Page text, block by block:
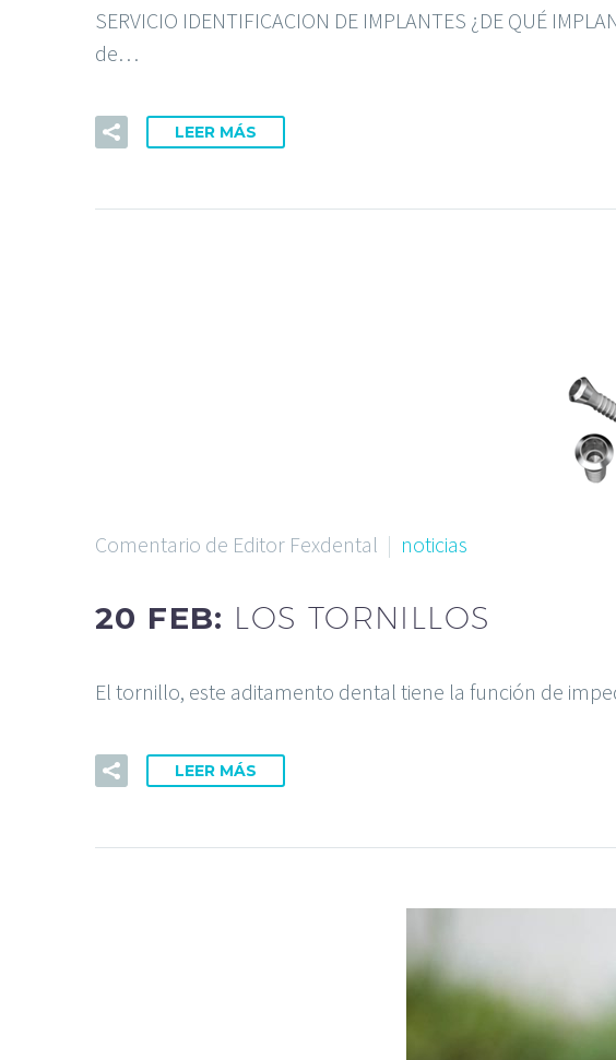
SERVICIO IDENTIFICACION DE IMPLANTES ¿DE QUÉ
de…
LEER MÁS
Comentario de Editor Fexdental noticias
20 FEB: LOS TORNILLOS
El tornillo, este aditamento dental tiene la función de
LEER MÁS